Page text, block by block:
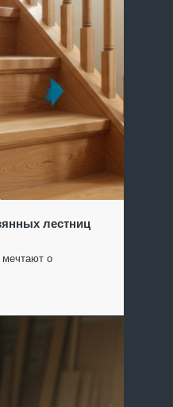
лестниц
о